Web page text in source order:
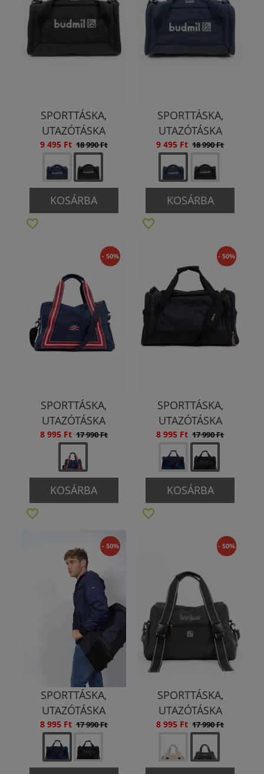
SPORTTÁSKA,
UTAZÓTÁSKA
9 495 Ft 18 990 Ft
KOSÁRBA
SPORTTÁSKA,
UTAZÓTÁSKA
9 495 Ft 18 990 Ft
KOSÁRBA
- 50%
SPORTTÁSKA,
UTAZÓTÁSKA
8 995 Ft 17 990 Ft
KOSÁRBA
- 50%
SPORTTÁSKA,
UTAZÓTÁSKA
8 995 Ft 17 990 Ft
KOSÁRBA
- 50%
SPORTTÁSKA,
UTAZÓTÁSKA
8 995 Ft 17 990 Ft
- 50%
SPORTTÁSKA,
UTAZÓTÁSKA
8 995 Ft 17 990 Ft